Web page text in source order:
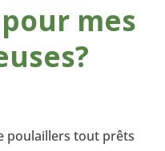
mes
poulaillers tout prêts